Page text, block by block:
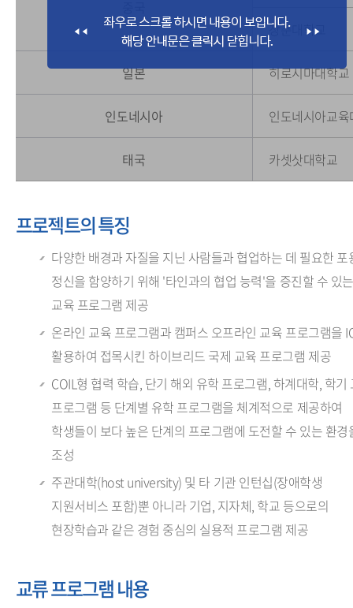
장춘대학교
일본 히로시마대학교
인도네시아 인도네시아교
태국 카셋삿대학교
프로젝트의 특징
다양한 배경과 자질을 지닌 사람들과 협업하는 데 필요한 포
정신을 함양하기 위해 '타인과의 협업 능력'을 증진할 수 있는
교육 프로그램 제공
온라인 교육 프로그램과 캠퍼스 오프라인 교육 프로그램을
활용하여 접목시킨 하이브리드 국제 교육 프로그램 제공
COIL형 협력 학습, 단기 해외 유학 프로그램, 하계대학, 학기
프로그램 등 단계별 유학 프로그램을 체계적으로 제공하여
학생들이 보다 높은 단계의 프로그램에 도전할 수 있는 환경
조성
주관대학(host university) 및 타 기관 인턴십(장애학생
지원서비스 포함)뿐 아니라 기업, 지자체, 학교 등으로의
현장학습과 같은 경험 중심의 실용적 프로그램 제공
교류 프로그램 내용